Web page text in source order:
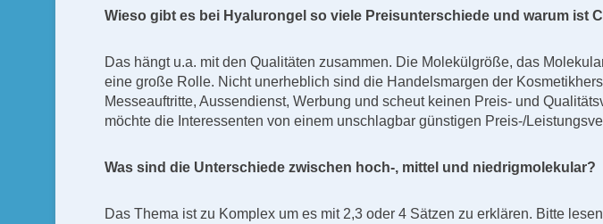
Wieso gibt es bei Hyalurongel so viele Preisunterschiede und warum ist
Das hängt u.a. mit den Qualitäten zusammen. Die Molekülgröße, das
eine große Rolle. Nicht unerheblich sind die Handelsmargen der
Messeauftritte, Aussendienst, Werbung und scheut keinen Preis- und
möchte die Interessenten von einem unschlagbar günstigen Preis-/
Was sind die Unterschiede zwischen hoch-, mittel und niedrigmolekular?
Das Thema ist zu Komplex um es mit 2,3 oder 4 Sätzen zu erklären. Bitte